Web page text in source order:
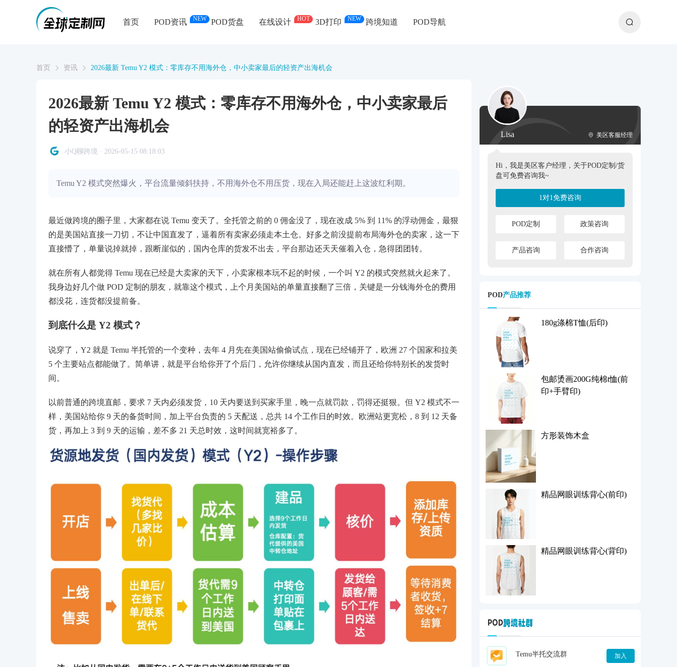
首页 POD资讯 NEW POD货盘 在线设计 HOT 3D打印 NEW 跨境知道 POD导航
首页 资讯 2026最新 Temu Y2 模式：零库存不用海外仓，中小卖家最后的轻资产出海机会
2026最新 Temu Y2 模式：零库存不用海外仓，中小卖家最后
的轻资产出海机会
小Q聊跨境 · 2026-05-15 08:18:03
Temu Y2 模式突然爆火，平台流量倾斜扶持，不用海外仓不用压货，现在入局还能赶上这波红利期。
最近做跨境的圈子里，大家都在说 Temu 变天了。全托管之前的 0 佣金没了，现在改成 5% 到 11% 的浮动佣金，最狠
的是美国站直接一刀切，不让中国直发了，逼着所有卖家必须走本土仓。好多之前没提前布局海外仓的卖家，这一下
直接懵了，单量说掉就掉，跟断崖似的，国内仓库的货发不出去，平台那边还天天催着入仓，急得团团转。
就在所有人都觉得 Temu 现在已经是大卖家的天下，小卖家根本玩不起的时候，一个叫 Y2 的模式突然就火起来了。
我身边好几个做 POD 定制的朋友，就靠这个模式，上个月美国站的单量直接翻了三倍，关键是一分钱海外仓的费用
都没花，连货都没提前备。
到底什么是 Y2 模式？
说穿了，Y2 就是 Temu 半托管的一个变种，去年 4 月先在美国站偷偷试点，现在已经铺开了，欧洲 27 个国家和拉美
5 个主要站点都能做了。简单讲，就是平台给你开了个后门，允许你继续从国内直发，而且还给你特别长的发货时
间。
以前普通的跨境直邮，要求 7 天内必须发货，10 天内要送到买家手里，晚一点就罚款，罚得还挺狠。但 Y2 模式不一
样，美国站给你 9 天的备货时间，加上平台负责的 5 天配送，总共 14 个工作日的时效。欧洲站更宽松，8 到 12 天备
货，再加上 3 到 9 天的运输，差不多 21 天总时效，这时间就宽裕多了。
Lisa 美区客服经理
Hi，我是美区客户经理，关于POD定制/货
盘可免费咨询我~
1对1免费咨询
POD定制 政策咨询
产品咨询 合作咨询
POD产品推荐
180g涤棉T恤(后印)
包邮烫画200G纯棉t恤(前
印+手臂印)
方形装饰木盒
精品网眼训练背心(前印)
精品网眼训练背心(背印)
Temu半托交流群 加入